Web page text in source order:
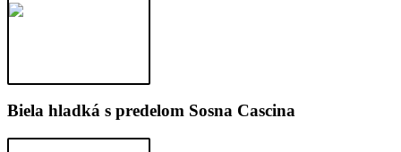
Biela hladká s predelom Sosna Cascina